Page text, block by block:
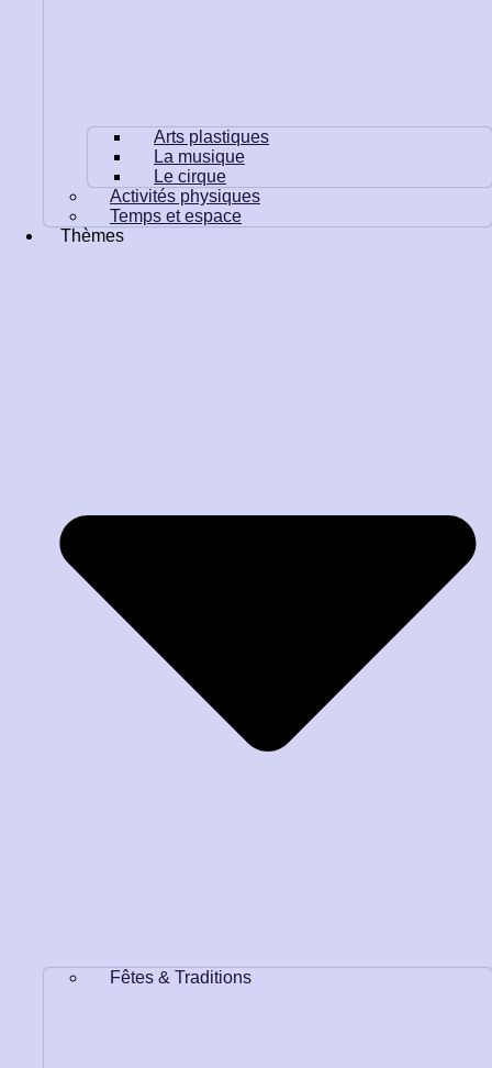
Arts plastiques
La musique
Le cirque
Activités physiques
Temps et espace
Thèmes
Fêtes & Traditions